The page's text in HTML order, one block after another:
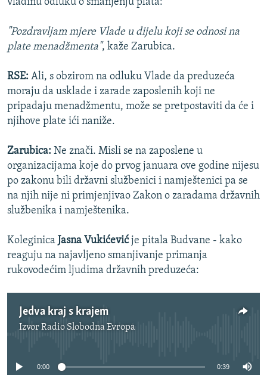
vladinu odluku o smanjenju plata:
"Pozdravljam mjere Vlade u dijelu koji se odnosi na
plate menadžmenta", kaže Zarubica.
RSE: Ali, s obzirom na odluku Vlade da preduzeća
moraju da usklade i zarade zaposlenih koji ne
pripadaju menadžmentu, može se pretpostaviti da će i
njihove plate ići naniže.
Zarubica: Ne znači. Misli se na zaposlene u
organizacijama koje do prvog januara ove godine nijesu
po zakonu bili državni službenici i namještenici pa se
na njih nije ni primjenjivao Zakon o zaradama državnih
službenika i namještenika.
Koleginica Jasna Vukićevićje pitala Budvane - kako
reaguju na najavljeno smanjivanje primanja
rukovodećim ljudima državnih preduzeća:
Jedva kraj s krajem
IzvorRadio Slobodna Evropa
No media source currently available
0:00 0:39